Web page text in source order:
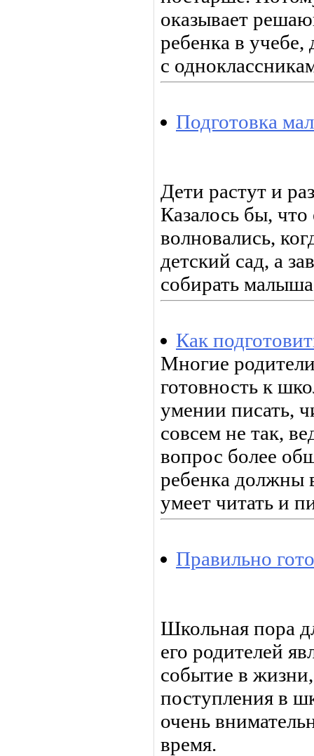
оказывает
ребенка в
с
Подготовка
Дети растут и
Казалось бы,
волновались,
детский сад, а
собирать
Как
Многие
готовность к
умении писать,
совсем не так,
вопрос более
ребенка должны
умеет читать и
Правильно
Школьная пора
его родителей
событие в
поступления в
очень
время.